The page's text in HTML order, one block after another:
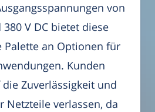
von
380 V DC bietet diese
Palette an Optionen für
Kunden
Zuverlässigkeit und
Netzteile verlassen, da